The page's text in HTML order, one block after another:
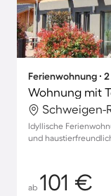
Ferienwohnung ∙
Idyllische
und
ab 101 €